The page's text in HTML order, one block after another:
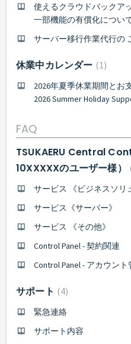
使えるクラウドバックア
一部機能の有償化につい
サーバー移行作業代行の
休業中カレンダー 1
2026年夏季休業期間とお
2026 Summer Holiday
FAQ
TSUKAERU Central
10XXXXXのユーザー様）
サービス 《ビジネスソリ
サービス《サーバー》
サービス 《その他》
Control Panel - 契約関連
Control Panel - アカウント
サポート 4
緊急連絡
サポート内容